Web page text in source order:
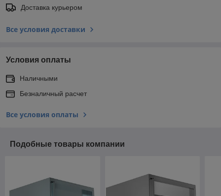
Доставка курьером
Все условия доставки
Условия оплаты
Наличными
Безналичный расчет
Все условия оплаты
Подобные товары компании